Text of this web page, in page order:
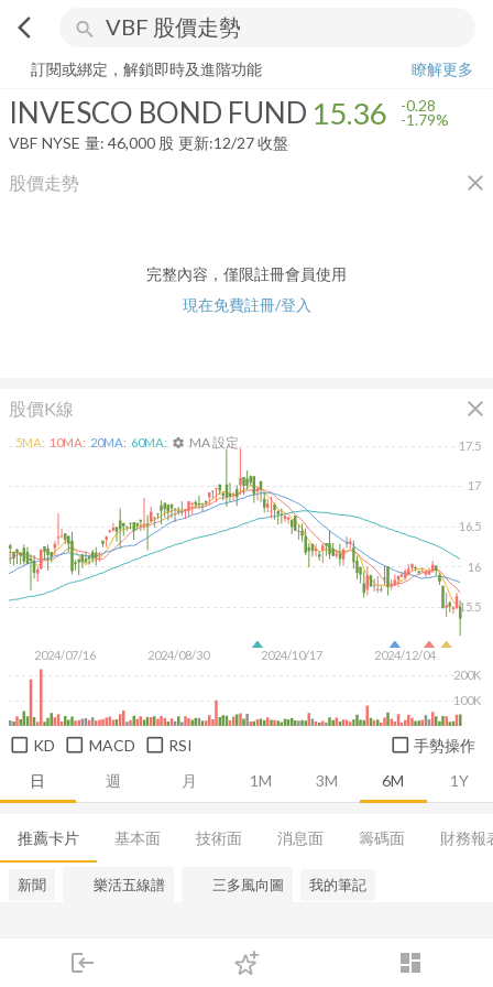
arrow_back_ios search
login dashboard
下單
INVESCO BOND FUND 15.36 -1.79%
訂閱或綁定，解鎖即時及進階功能
瞭解更多
INVESCO BOND FUND 15.36 -0.28
-1.79%
VBF NYSE 量: 46,000 股 更新:12/27 收盤
股價走勢 close
完整內容，僅限註冊會員使用
現在免費註冊/登入
股價K線 close
日 週 月 1M 3M 6M 1Y
2024/07/16 2024/08/30 2024/10/17 2024/12/04
15.5
16
16.5
17
17.5
100K
200K
5MA: 10MA: 20MA: 60MA: settings MA 設定
KD MACD RSI 手勢操作
推薦卡片 基本面 技術面 消息面 籌碼面 財務報
新聞 樂活五線譜 三多風向圖 我的筆記